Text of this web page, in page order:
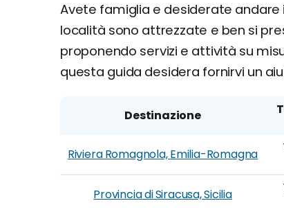
Avete famiglia e desiderate
località sono attrezzate e ben si
proponendo servizi e attività su
questa guida desidera fornirvi un
Destinazione
Riviera Romagnola, Emilia-Romagna
Provincia di Siracusa, Sicilia